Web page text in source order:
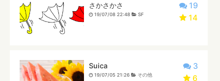
19
14
さかさかさ
19/07/08 22:48 SF
3
6
Suica
19/07/05 21:26 その他